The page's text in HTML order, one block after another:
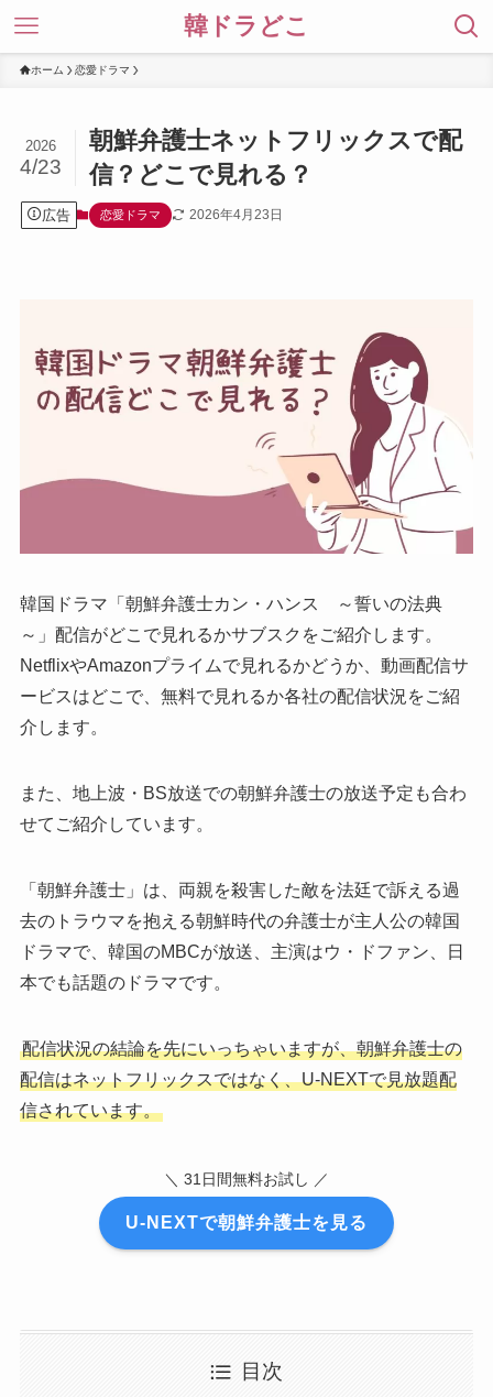
韓ドラどこ
ホーム 恋愛ドラマ
朝鮮弁護士ネットフリックスで配
信？どこで見れる？
2026
4/23
広告 恋愛ドラマ 2026年4月23日
韓国ドラマ「朝鮮弁護士カン・ハンス ～誓いの法典
～」配信がどこで見れるかサブスクをご紹介します。
NetflixやAmazonプライムで見れるかどうか、動画配信サ
ービスはどこで、無料で見れるか各社の配信状況をご紹
介します。
また、地上波・BS放送での朝鮮弁護士の放送予定も合わ
せてご紹介しています。
「朝鮮弁護士」は、両親を殺害した敵を法廷で訴える過
去のトラウマを抱える朝鮮時代の弁護士が主人公の韓国
ドラマで、韓国のMBCが放送、主演はウ・ドファン、日
本でも話題のドラマです。
配信状況の結論を先にいっちゃいますが、朝鮮弁護士の
配信はネットフリックスではなく、U-NEXTで見放題配
信されています。
＼ 31日間無料お試し ／
U-NEXTで朝鮮弁護士を見る
目次